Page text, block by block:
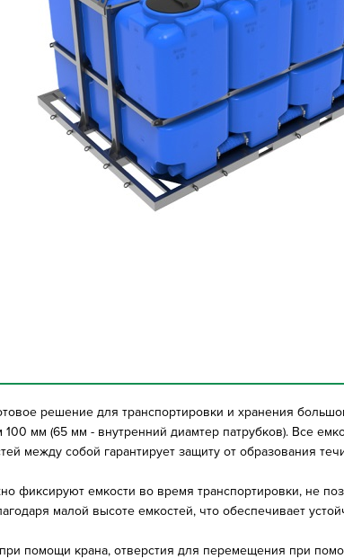
решение для транспортировки и хранения
мм (65 мм - внутренний диамтер патрубков). Все
между собой гарантирует защиту от образования
фиксируют емкости во время транспортировки, не
малой высоте емкостей, что обеспечивает
помощи крана, отверстия для перемещения при